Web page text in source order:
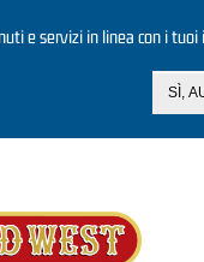
e servizi in linea con i
SÌ,